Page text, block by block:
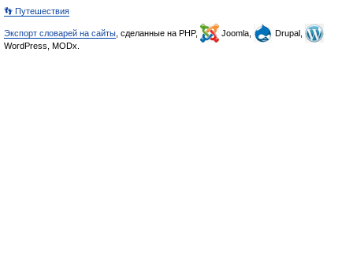
👣 Путешествия
Экспорт словарей на сайты , сделанные на PHP, Joomla,
Drupal,
WordPress, MODx.